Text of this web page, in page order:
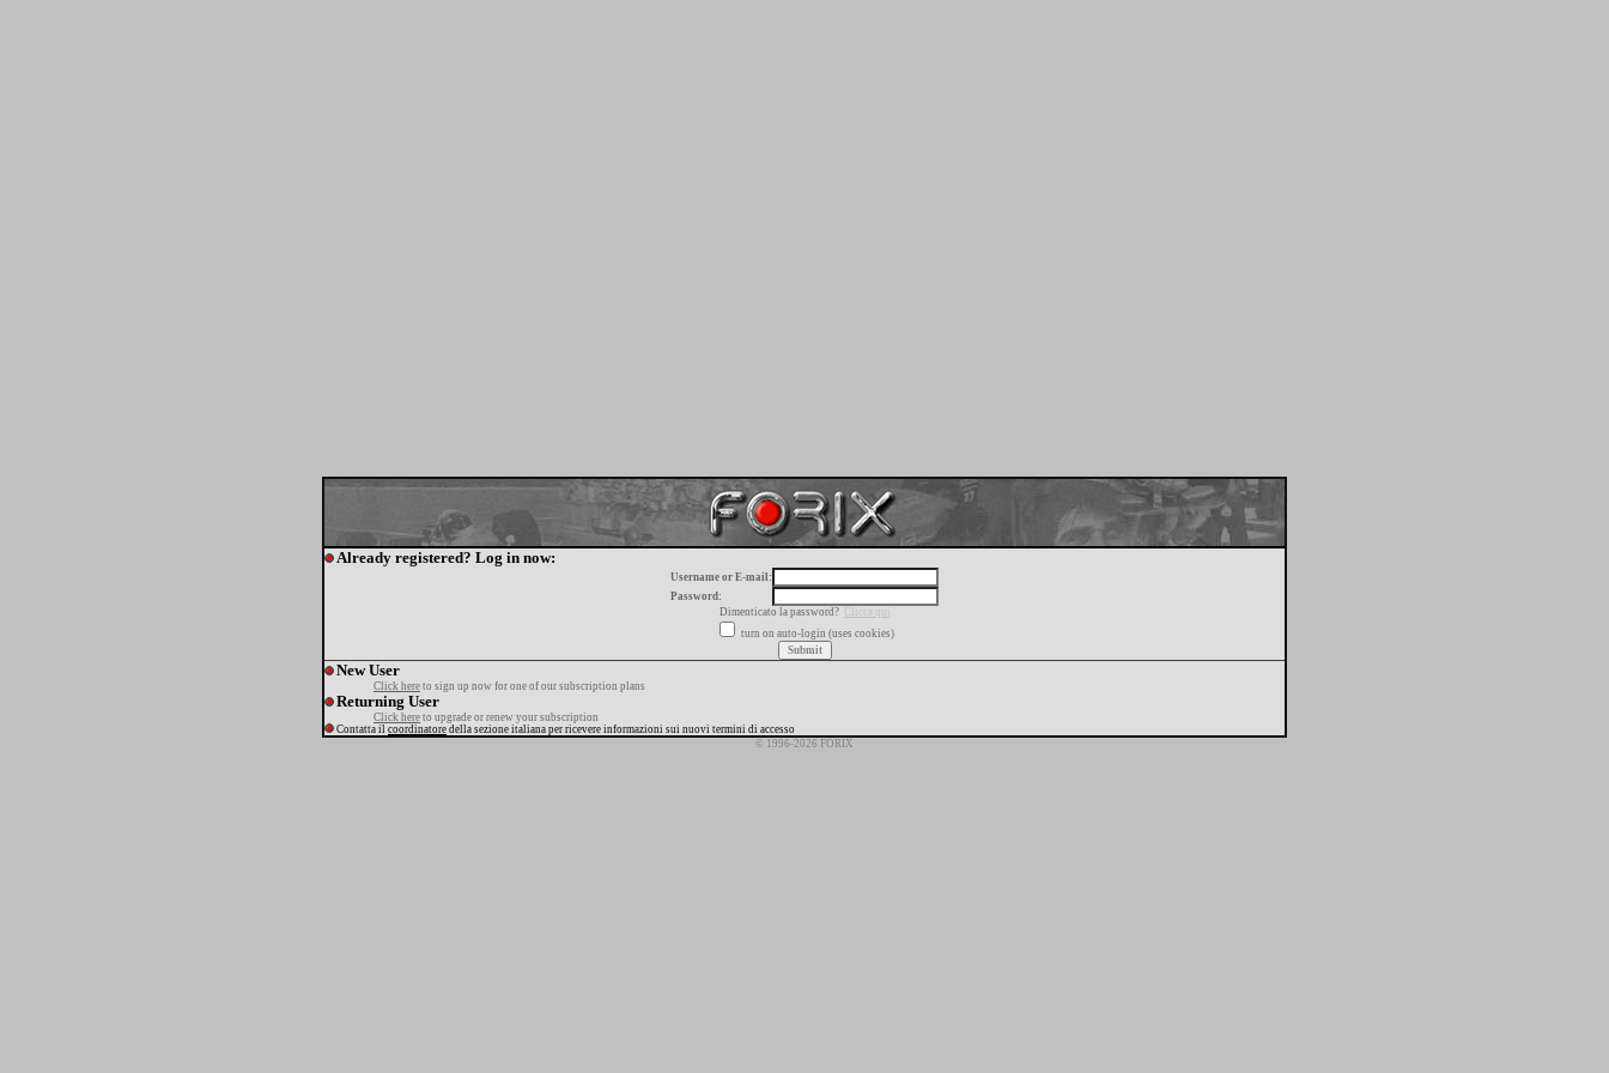
Already registered? Log in now:
Username or E-mail:
Password:
Dimenticato la password?
Clicca qui
turn on auto-login (uses cookies)
New User
Click here to sign up now for one of our subscription plans
Returning User
Click here to upgrade or renew your subscription
Contatta il coordinatore della sezione italiana per ricevere informazioni sui nuovi termini di accesso
© 1996-2026 FORIX